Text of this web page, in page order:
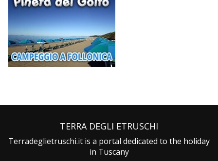
TERRA DEGLI ETRUSCHI
Terradeglietruschi.it is a portal dedicated to the holiday
in Tuscany